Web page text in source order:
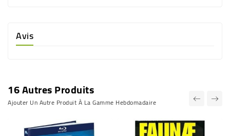
Avis
16 Autres Produits
Ajouter Un Autre Produit À La Gamme Hebdomadaire